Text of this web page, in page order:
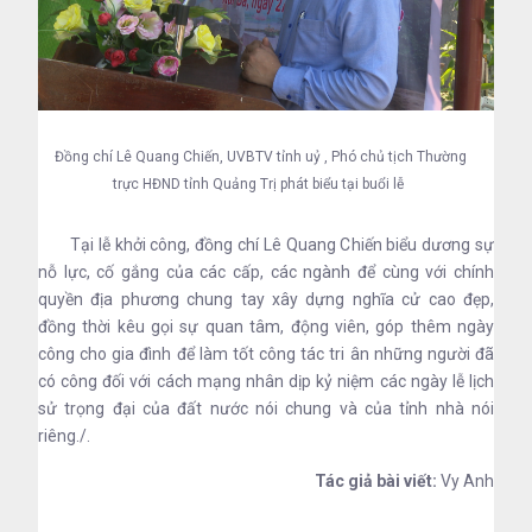
Đồng chí Lê Quang Chiến, UVBTV tỉnh uỷ , Phó chủ tịch Thường
trực HĐND tỉnh Quảng Trị phát biểu tại buổi lễ
Tại lễ khởi công, đồng chí Lê Quang Chiến biểu dương sự
nỗ lực, cố gắng của các cấp, các ngành để cùng với chính
quyền địa phương chung tay xây dựng nghĩa cử cao đẹp,
đồng thời kêu gọi sự quan tâm, động viên, góp thêm ngày
công cho gia đình để làm tốt công tác tri ân những người đã
có công đối với cách mạng nhân dịp kỷ niệm các ngày lễ lịch
sử trọng đại của đất nước nói chung và của tỉnh nhà nói
riêng./.
Tác giả bài viết: Vy Anh